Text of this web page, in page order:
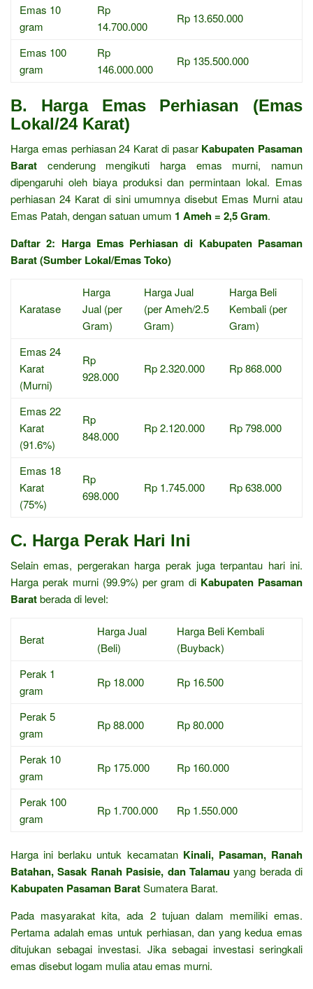
Emas 10
gram
Rp
14.700.000
Rp 13.650.000
Emas 100
gram
Rp
146.000.000
Rp 135.500.000
B. Harga Emas Perhiasan (Emas
Lokal/24 Karat)
Harga emas perhiasan 24 Karat di pasar Kabupaten Pasaman
Barat cenderung mengikuti harga emas murni, namun
dipengaruhi oleh biaya produksi dan permintaan lokal. Emas
perhiasan 24 Karat di sini umumnya disebut Emas Murni atau
Emas Patah, dengan satuan umum 1 Ameh = 2,5 Gram.
Daftar 2: Harga Emas Perhiasan di Kabupaten Pasaman
Barat (Sumber Lokal/Emas Toko)
Karatase
Harga
Jual (per
Gram)
Harga Jual
(per Ameh/2.5
Gram)
Harga Beli
Kembali (per
Gram)
Emas 24
Karat
(Murni)
Rp
928.000
Rp 2.320.000 Rp 868.000
Emas 22
Karat
(91.6%)
Rp
848.000
Rp 2.120.000 Rp 798.000
Emas 18
Karat
(75%)
Rp
698.000
Rp 1.745.000 Rp 638.000
C. Harga Perak Hari Ini
Selain emas, pergerakan harga perak juga terpantau hari ini.
Harga perak murni (99.9%) per gram di Kabupaten Pasaman
Baratberada di level:
Berat
Harga Jual
(Beli)
Harga Beli Kembali
(Buyback)
Perak 1
gram
Rp 18.000 Rp 16.500
Perak 5
gram
Rp 88.000 Rp 80.000
Perak 10
gram
Rp 175.000 Rp 160.000
Perak 100
gram
Rp 1.700.000 Rp 1.550.000
Harga ini berlaku untuk kecamatan Kinali, Pasaman, Ranah
Batahan, Sasak Ranah Pasisie, dan Talamauyang berada di
Kabupaten Pasaman BaratSumatera Barat.
Pada masyarakat kita, ada 2 tujuan dalam memiliki emas.
Pertama adalah emas untuk perhiasan, dan yang kedua emas
ditujukan sebagai investasi. Jika sebagai investasi seringkali
emas disebut logam mulia atau emas murni.